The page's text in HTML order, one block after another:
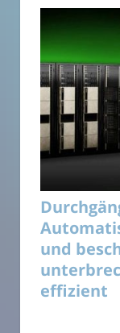
und
effizient